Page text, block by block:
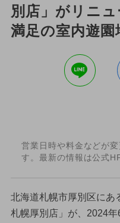
別店」がリニ
満足の室内遊園
営業日時や料金などが
す。最新の情報は公式
北海道札幌市厚別区にあ
札幌厚別店」が、2024